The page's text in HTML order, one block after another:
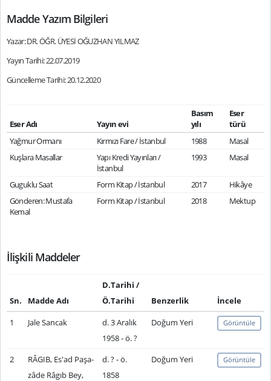
Madde Yazım Bilgileri
Yazar: DR. ÖĞR. ÜYESİ OĞUZHAN YILMAZ
Yayın Tarihi: 22.07.2019
Güncelleme Tarihi: 20.12.2020
Eser Adı Yayın evi
Basım
yılı
Eser
türü
Yağmur Ormanı
Kırmızı Fare / İstanbul 1988
Masal
Kuşlara Masallar
Yapı Kredi Yayınları /
İstanbul
1993 Masal
Guguklu Saat Form Kitap / İstanbul 2017
Hikâye
Gönderen: Mustafa
Kemal
Form Kitap / İstanbul 2018 Mektup
İlişkili Maddeler
Sn. Madde Adı
D.Tarihi /
Ö.Tarihi
Benzerlik
İncele
1
Jale Sancak
d. 3 Aralık
1958 - ö. ?
Doğum Yeri Görüntüle
2
RÂGIB, Es'ad Paşa-
zâde Râgıb Bey,
d. ? - ö.
1858
Doğum Yeri Görüntüle